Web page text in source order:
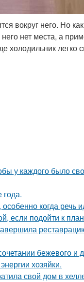
вокруг него. Но
нет места, а
холодильник легко
у каждого было
года.
когда речь
если подойти к
бежевого и
хозяйки.
свой дом в